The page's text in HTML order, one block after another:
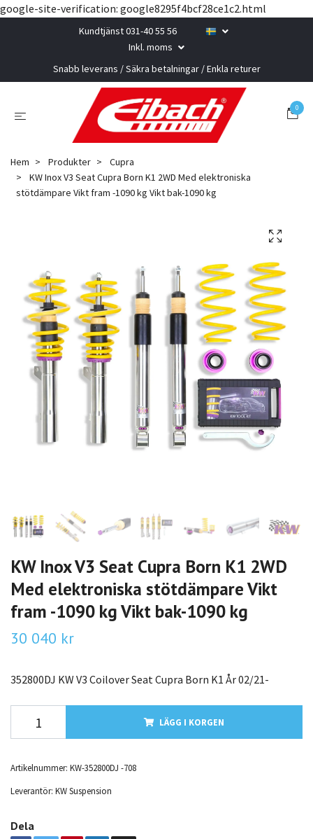
google-site-verification: google8295f4bcf28ce1c2.html
Kundtjänst 031-40 55 56
Inkl. moms
Snabb leverans / Säkra betalningar / Enkla returer
0
Hem Produkter
Cupra
KW Inox V3 Seat Cupra Born K1 2WD Med elektroniska
stötdämpare Vikt fram -1090 kg Vikt bak-1090 kg
KW Inox V3 Seat Cupra Born K1 2WD
Med elektroniska stötdämpare Vikt
fram -1090 kg Vikt bak-1090 kg
30 040 kr
352800DJ KW V3 Coilover Seat Cupra Born K1 År 02/21-
LÄGG I KORGEN
Artikelnummer: KW-352800DJ -708
Leverantör: KW Suspension
Dela